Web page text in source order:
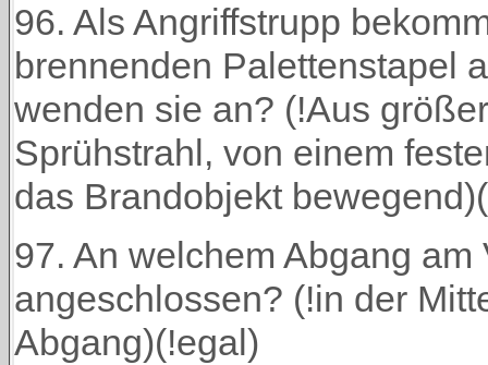
96. Als Angriffstrupp
brennenden Palettenstapel
wenden sie an? (!Aus
Sprühstrahl, von einem
das Brandobjekt
97. An welchem Abgang
angeschlossen? (!in der
Abgang)(!egal)